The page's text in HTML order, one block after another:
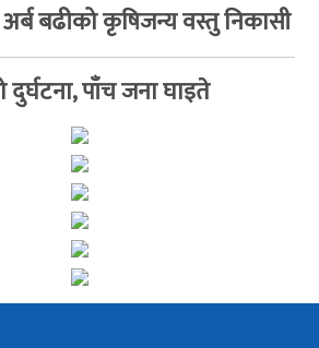
बढीको कृषिजन्य वस्तु निकासी
पाँच जना घाइते